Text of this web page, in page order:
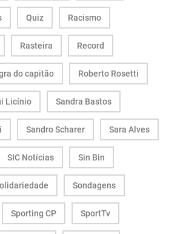
Quiz Racismo
Rasteira Record
do capitão Roberto Rosetti
Licínio Sandra Bastos
Sandro Scharer Sara Alves
SIC Notícias Sin Bin
Sondagens
Sporting CP SportTv